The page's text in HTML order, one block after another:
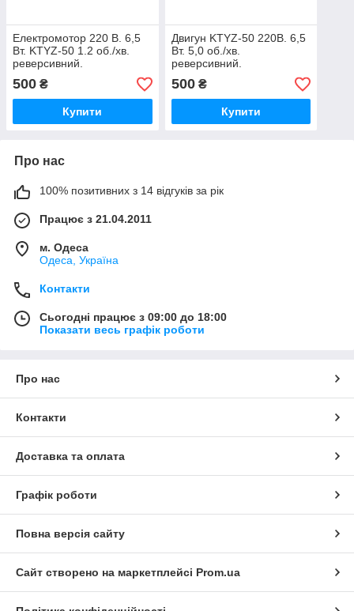
Електромотор 220 В. 6,5
Вт. KTYZ-50 1.2 об./хв.
реверсивний.
500 ₴
Купити
Двигун KTYZ-50 220В. 6,5
Вт. 5,0 об./хв.
реверсивний.
500₴
Купити
Про нас
100% позитивних з 14 відгуків за рік
Працює з 21.04.2011
м. Одеса
Одеса, Україна
Контакти
Сьогодні працює з 09:00 до 18:00
Показати весь графік роботи
Про нас
Контакти
Доставка та оплата
Графік роботи
Повна версія сайту
Сайт створено на маркетплейсі Prom.ua